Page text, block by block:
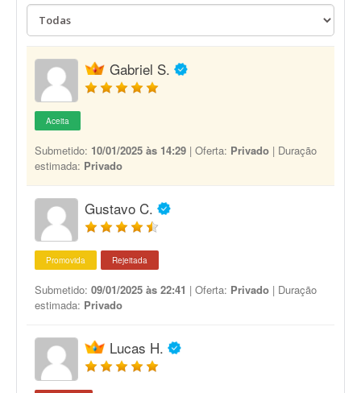
Gabriel S.
Aceita
Submetido: 10/01/2025 às 14:29 | Oferta: Privado | Duração
estimada: Privado
Gustavo C.
Promovida Rejeitada
Submetido: 09/01/2025 às 22:41 | Oferta: Privado | Duração
estimada: Privado
Lucas H.